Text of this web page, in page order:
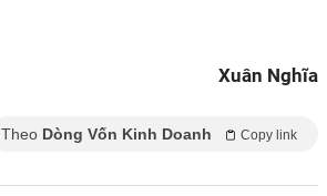
Xuân Nghĩa
Theo Dòng Vốn Kinh Doanh Copy link